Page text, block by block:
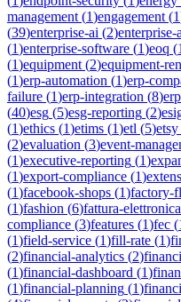
management (1)engagement (1
(39)enterprise-ai (2)enterprise-
(1)enterprise-software (1)eoq (1
(1)equipment (2)equipment-
(1)erp-automation (1)erp-
failure (1)erp-integration (8)
(40)esg (5)esg-reporting (2)
(1)ethics (1)etims (1)etl (5)etsy
(2)evaluation (3)event-
(1)executive-reporting (1)
(1)export-compliance (1)
(1)facebook-shops (1)factory-
(1)fashion (6)fattura-elettronica
compliance (3)features (1)fec (
(1)field-service (1)fill-rate (1)
(2)financial-analytics (2)
(1)financial-dashboard (1)
(1)financial-planning (1)